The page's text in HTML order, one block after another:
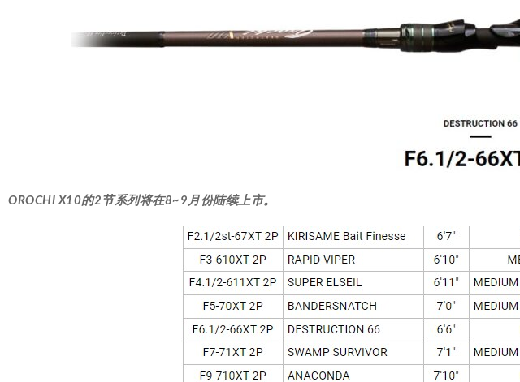
OROCHI X10的2节系列将在8~9月份陆续上市。